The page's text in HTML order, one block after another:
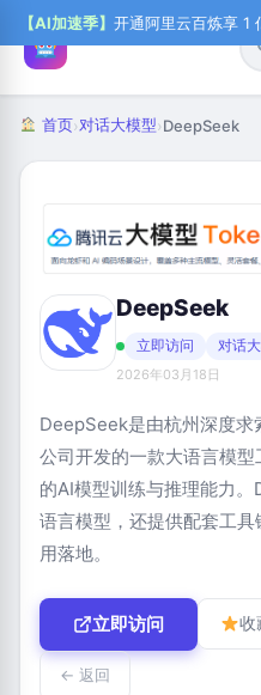
【AI加速季】 开通阿里云百炼享 1 亿+ tokens，Qwen3.7 限时 5
首页›对话大模型›DeepSeek
DeepSeek
立即访问 对话
2026年03月18日
‌DeepSeek‌是由杭州深度求
公司开发的一款大语言模
的AI模型训练与推理能力
语言模型，还提供配套工
用落地。‌
立即访问 收
← 返回